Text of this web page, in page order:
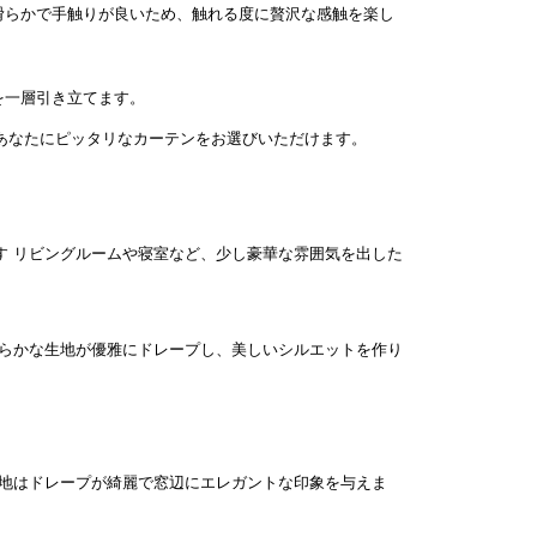
かで手触りが良いため、触れる度に贅沢な感触を楽し
層引き立てます。
たにピッタリなカーテンをお選びいただけます。
リビングルームや寝室など、少し豪華な雰囲気を出した
かな生地が優雅にドレープし、美しいシルエットを作り
はドレープが綺麗で窓辺にエレガントな印象を与えま